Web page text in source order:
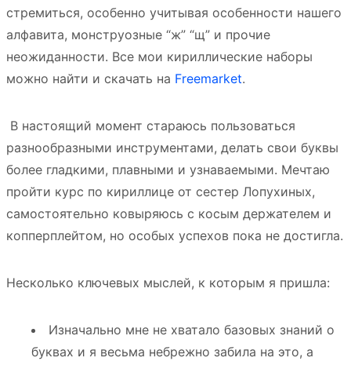
стремиться, особенно учитывая особенности нашего
алфавита, монструозные “ж” “щ” и прочие
неожиданности. Все мои кириллические наборы
можно найти и скачать на Freemarket.
В настоящий момент стараюсь пользоваться
разнообразными инструментами, делать свои буквы
более гладкими, плавными и узнаваемыми. Мечтаю
пройти курс по кириллице от сестер Лопухиных,
самостоятельно ковыряюсь с косым держателем и
копперплейтом, но особых успехов пока не достигла.
Несколько ключевых мыслей, к которым я пришла:
Изначально мне не хватало базовых знаний о
буквах и я весьма небрежно забила на это, а